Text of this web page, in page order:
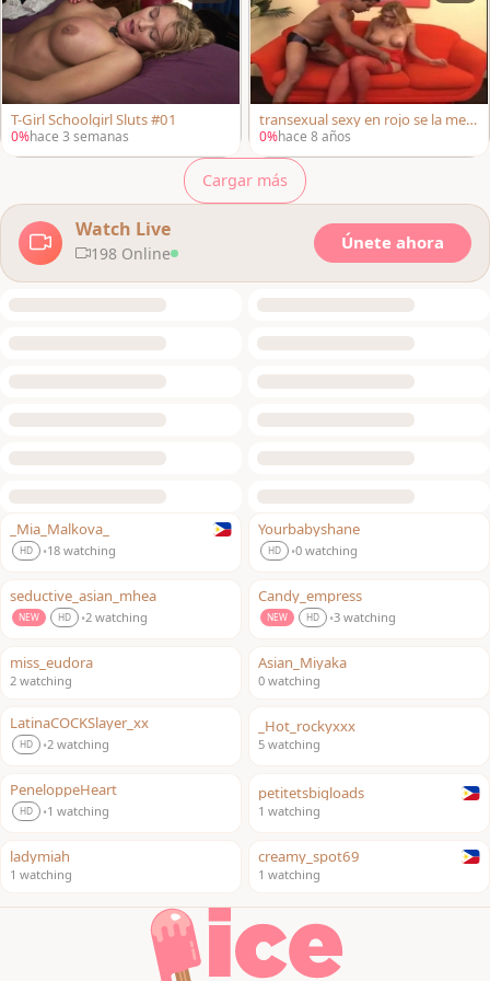
T-Girl Schoolgirl Sluts #01
0%hace 3 semanas
transexual sexy en rojo se la mete
n por el culo
0%hace 8 años
Cargar más
Watch Live
198 Online
Únete ahora
LIVE
_Mia_Malkova_
HD •18 watching
Yourbabyshane
HD •0 watching
seductive_asian_mhea
NEW HD •2 watching
Candy_empress
NEW HD •3 watching
miss_eudora
2 watching
Asian_Miyaka
0 watching
LatinaCOCKSlayer_xx
HD •2 watching
_Hot_rockyxxx
5 watching
PeneloppeHeart
HD •1 watching
LIVE
petitetsbigloads
1 watching
ladymiah
1 watching
LIVE
creamy_spot69
1 watching